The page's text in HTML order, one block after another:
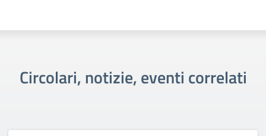
Circolari, notizie, eventi correlati